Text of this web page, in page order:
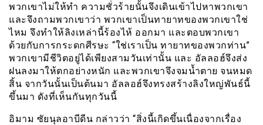
พวกเขาไม่ให้ทำ ความชั่วร้ายนั้นจึงเดินเข้าไปหาพวกเขา
และจึงถามพวกเขาว่า พวกเขาเป็นทายาทของพวกเขาใช่
ไหม จึงทำให้ลิงเหล่านี้ร้องไห้ ออกมา และตอบพวกเขา
ด้วยกับการกระดกศีรษะ “ใช่เราเป็น ทายาทของพวกท่าน”
พวกเขามีชีวิตอยู่ได้เพียงสามวันเท่านั้น และ อัลลอฮ์จึงส่ง
ฝนลงมาให้ตกอย่างหนัก และพวกเขาจึงจมน้ำตาย จนหมด
สิ้น จากวันนั้นเป็นต้นมา อัลลอฮ์จึงทรงสร้างลิงใหญ่พันธ์นี้
ขึ้นมา ดังที่เห็นกันทุกวันนี้
อิมาม ซัยนุลอาบีดีน กล่าวว่า “สิ่งนี้เกิดขึ้นเนื่องจากเรื่อง